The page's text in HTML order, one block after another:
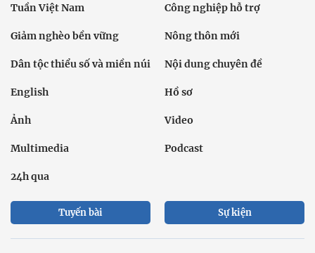
Tuần Việt Nam Công nghiệp hỗ trợ
Giảm nghèo bền vững Nông thôn mới
Dân tộc thiểu số và miền núi Nội dung chuyên đề
English Hồ sơ
Ảnh Video
Multimedia Podcast
24h qua
Tuyến bài Sự kiện